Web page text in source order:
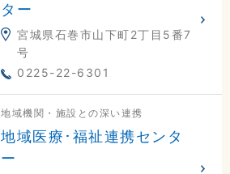
ター
宮城県石巻市山下町2丁目5番7
号
0225-22-6301
地域機関・施設との深い連携
地域医療･福祉連携センタ
ー